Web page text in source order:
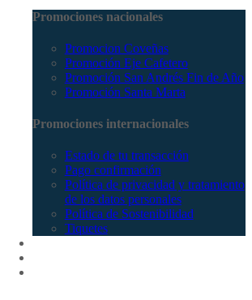
Promociones nacionales
Promocion Coveñas
Promoción Eje Cafetero
Promoción San Andrés Fin de Año
Promoción Santa Marta
Promociones internacionales
Estado de tu transacción
Pago confirmación
Política de privacidad y tratamiento
de los datos personales
Política de Sostenibilidad
Tiquetes